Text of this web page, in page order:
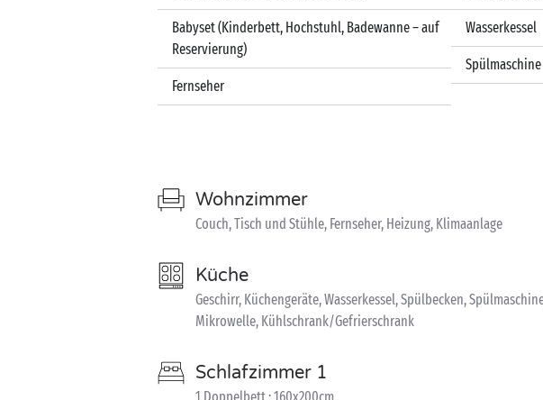
Babyset (Kinderbett, Hochstuhl, Badewanne – auf
Reservierung)
Fernseher
Wasserkessel
Spülmaschine
Wohnzimmer
Couch, Tisch und Stühle, Fernseher, Heizung, Klimaanlage
Küche
Geschirr, Küchengeräte, Wasserkessel, Spülbecken,
Mikrowelle, Kühlschrank/Gefrierschrank
Schlafzimmer 1